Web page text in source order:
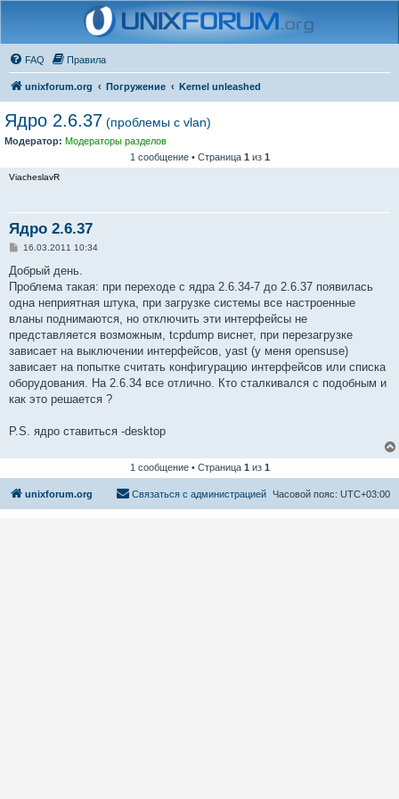
FAQ Правила
unixforum.org Погружение Kernel unleashed
Ядро 2.6.37 (проблемы с vlan)
Модератор: Модераторы разделов
1 сообщение • Страница 1 из 1
ViacheslavR
Ядро 2.6.37
С
о
щ
е
н
и
е
16.03.2011 10:34
Добрый день.
Проблема такая: при переходе с ядра 2.6.34-7 до 2.6.37 появилась
одна неприятная штука, при загрузке системы все настроенные
вланы поднимаются, но отключить эти интерфейсы не
представляется возможным, tcpdump виснет, при перезагрузке
зависает на выключении интерфейсов, yast (у меня opensuse)
зависает на попытке считать конфигурацию интерфейсов или списка
оборудования. На 2.6.34 все отлично. Кто сталкивался с подобным и
как это решается ?
P.S. ядро ставиться -desktop
1 сообщение • Страница 1из 1
unixforum.org Часовой пояс: UTC+03:00
Связаться с администрацией